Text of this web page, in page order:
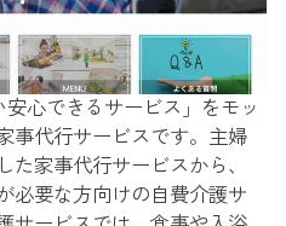
心できるサービス」をモッ
事代行サービスです。主婦
家事代行サービスから、
必要な方向けの自費介護サ